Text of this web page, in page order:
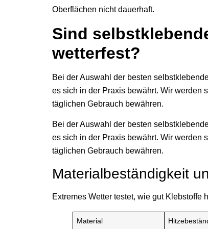
Oberflächen nicht dauerhaft.
Sind
wetterfest?
Bei der Auswahl der besten
es sich in der Praxis bewährt. Wir werden
täglichen Gebrauch bewähren.
Bei der Auswahl der besten
es sich in der Praxis bewährt. Wir werden
täglichen Gebrauch bewähren.
Materialbeständigkeit
Extremes Wetter testet, wie gut Klebstoffe
Material